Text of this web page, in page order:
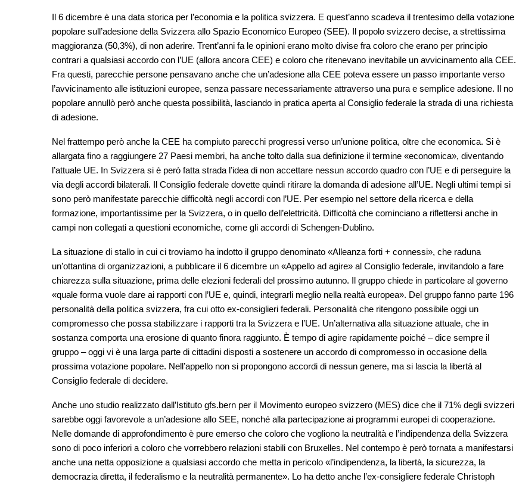
Il 6 dicembre è una data storica per l’economia e la politica svizzera. E quest’anno scadeva il trentesimo della votazione
popolare sull’adesione della Svizzera allo Spazio Economico Europeo (SEE). Il popolo svizzero decise, a strettissima
maggioranza (50,3%), di non aderire. Trent’anni fa le opinioni erano molto divise fra coloro che erano per principio
contrari a qualsiasi accordo con l’UE (allora ancora CEE) e coloro che ritenevano inevitabile un avvicinamento alla CEE.
Fra questi, parecchie persone pensavano anche che un’adesione alla CEE poteva essere un passo importante verso
l’avvicinamento alle istituzioni europee, senza passare necessariamente attraverso una pura e semplice adesione. Il no
popolare annullò però anche questa possibilità, lasciando in pratica aperta al Consiglio federale la strada di una richiesta
di adesione.
Nel frattempo però anche la CEE ha compiuto parecchi progressi verso un’unione politica, oltre che economica. Si è
allargata fino a raggiungere 27 Paesi membri, ha anche tolto dalla sua definizione il termine «economica», diventando
l’attuale UE. In Svizzera si è però fatta strada l’idea di non accettare nessun accordo quadro con l’UE e di perseguire la
via degli accordi bilaterali. Il Consiglio federale dovette quindi ritirare la domanda di adesione all’UE. Negli ultimi tempi si
sono però manifestate parecchie difficoltà negli accordi con l’UE. Per esempio nel settore della ricerca e della
formazione, importantissime per la Svizzera, o in quello dell’elettricità. Difficoltà che cominciano a riflettersi anche in
campi non collegati a questioni economiche, come gli accordi di Schengen-Dublino.
La situazione di stallo in cui ci troviamo ha indotto il gruppo denominato «Alleanza forti + connessi», che raduna
un’ottantina di organizzazioni, a pubblicare il 6 dicembre un «Appello ad agire» al Consiglio federale, invitandolo a fare
chiarezza sulla situazione, prima delle elezioni federali del prossimo autunno. Il gruppo chiede in particolare al governo
«quale forma vuole dare ai rapporti con l’UE e, quindi, integrarli meglio nella realtà europea». Del gruppo fanno parte 196
personalità della politica svizzera, fra cui otto ex-consiglieri federali. Personalità che ritengono possibile oggi un
compromesso che possa stabilizzare i rapporti tra la Svizzera e l’UE. Un’alternativa alla situazione attuale, che in
sostanza comporta una erosione di quanto finora raggiunto. È tempo di agire rapidamente poiché – dice sempre il
gruppo – oggi vi è una larga parte di cittadini disposti a sostenere un accordo di compromesso in occasione della
prossima votazione popolare. Nell’appello non si propongono accordi di nessun genere, ma si lascia la libertà al
Consiglio federale di decidere.
Anche uno studio realizzato dall’Istituto gfs.bern per il Movimento europeo svizzero (MES) dice che il 71% degli svizzeri
sarebbe oggi favorevole a un’adesione allo SEE, nonché alla partecipazione ai programmi europei di cooperazione.
Nelle domande di approfondimento è pure emerso che coloro che vogliono la neutralità e l’indipendenza della Svizzera
sono di poco inferiori a coloro che vorrebbero relazioni stabili con Bruxelles. Nel contempo è però tornata a manifestarsi
anche una netta opposizione a qualsiasi accordo che metta in pericolo «l’indipendenza, la libertà, la sicurezza, la
democrazia diretta, il federalismo e la neutralità permanente». Lo ha detto anche l’ex-consigliere federale Christoph